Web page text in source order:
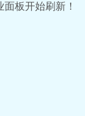
板开始刷新！